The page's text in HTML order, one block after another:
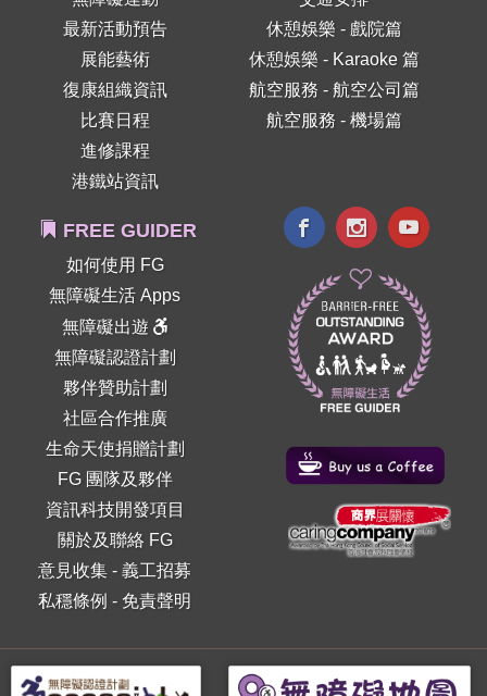
最新活動預告
展能藝術
復康組織資訊
比賽日程
進修課程
港鐵站資訊
休憩娛樂 - 戲院篇
休憩娛樂 - Karaoke 篇
航空服務 - 航空公司篇
航空服務 - 機場篇
FREE GUIDER
如何使用 FG
無障礙生活 Apps
無障礙出遊
無障礙認證計劃
夥伴贊助計劃
社區合作推廣
生命天使捐贈計劃
FG 團隊及夥伴
資訊科技開發項目
關於及聯絡 FG
意見收集 -義工招募
私穩條例 - 免責聲明